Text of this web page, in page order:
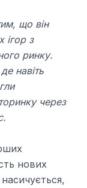
що він
ігор з
ринку.
навіть
через
нових